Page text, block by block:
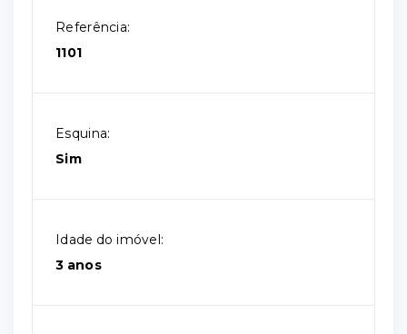
Referência:
1101
Esquina:
Sim
Idade do imóvel:
3 anos